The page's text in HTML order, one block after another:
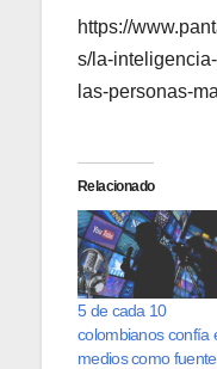
https://
s/la-
las-personas-
Relacionado
5 de cada 10
colombianos confía
medios como fuente